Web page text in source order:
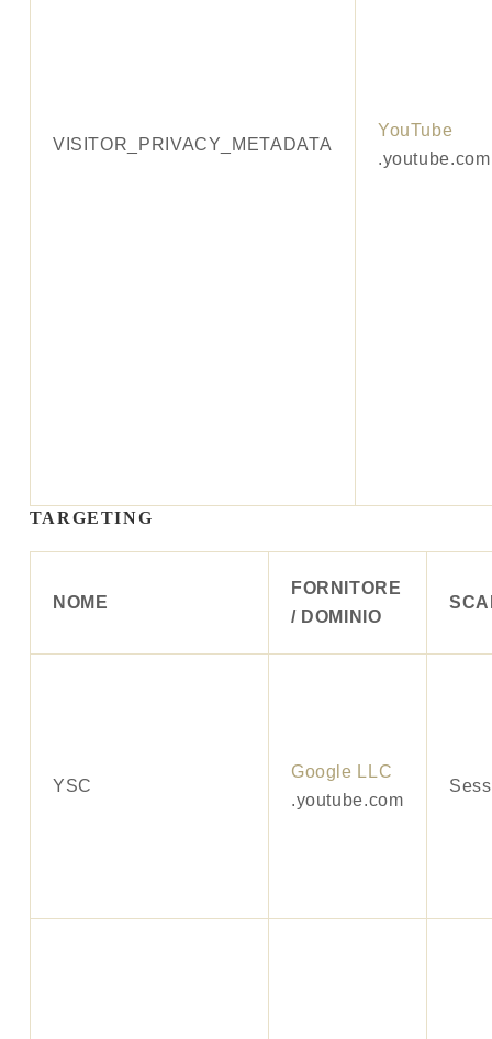
VISITOR_PRIVACY_METADATA
YouTube
.youtube.com
TARGETING
NOME
FORNITORE
/ DOMINIO
YSC
Google LLC
.youtube.com